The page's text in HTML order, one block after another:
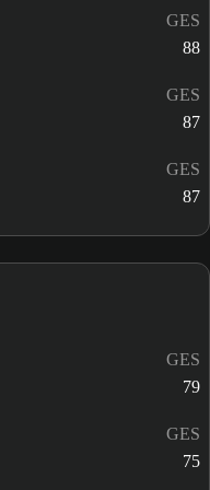
GES
88
GES
87
GES
87
GES
79
GES
75